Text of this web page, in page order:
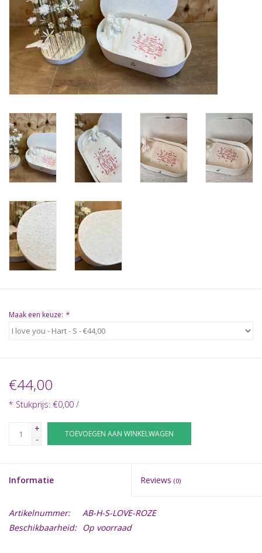
Natuurbegraven
Allerlei
Gepersonaliseerd
Vanaf 1 jaar
Over ons
Deutsch
Scandinavië
Maak een keuze: *
€44,00
* Stukprijs: €0,00 /
+
-
TOEVOEGEN AAN WINKELWAGEN
Informatie Reviews (0)
Artikelnummer:
AB-H-S-LOVE-ROZE
Beschikbaarheid: Op voorraad